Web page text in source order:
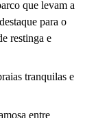
que levam a
para o
restinga e
tranquilas e
entre